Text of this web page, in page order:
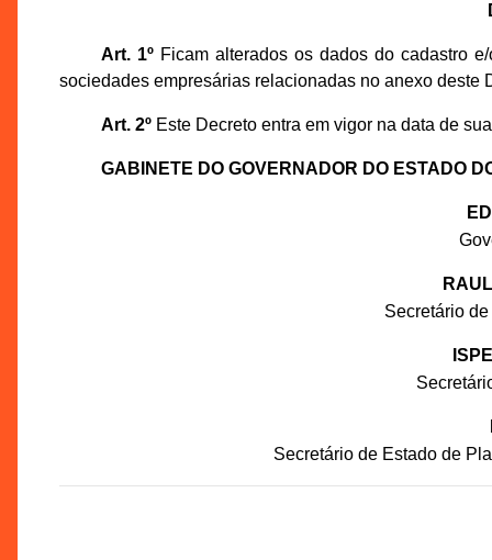
Art. 1ºFicam alterados os dados do cadastro
sociedades empresárias relacionadas no anexo deste
Art. 2ºEste Decreto entra em vigor na data de
GABINETE DO GOVERNADOR DO ESTADO
Secretário
Secretário de Estado de